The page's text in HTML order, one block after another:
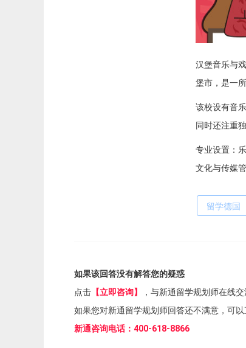
汉堡音乐与
堡市，是一
该校设有音
同时还注重
专业设置：
文化与传媒
留学德国
如果该回答没有解答您的疑惑
点击 【立即咨询】
，与新通留学规划师在线交
如果您对新通留学规划师回答还不满意，可以
新通咨询电话：400-618-8866